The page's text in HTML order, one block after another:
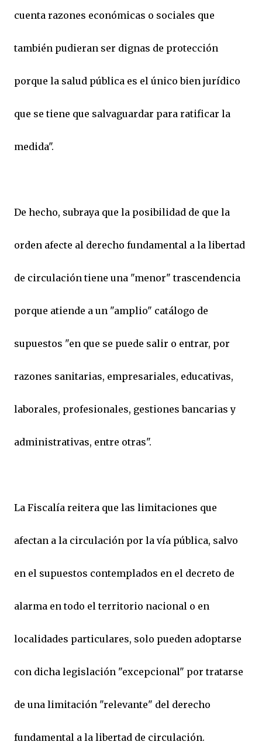
cuenta razones económicas o sociales que
también pudieran ser dignas de protección
porque la salud pública es el único bien jurídico
que se tiene que salvaguardar para ratificar la
medida".
De hecho, subraya que la posibilidad de que la
orden afecte al derecho fundamental a la libertad
de circulación tiene una "menor" trascendencia
porque atiende a un "amplio" catálogo de
supuestos "en que se puede salir o entrar, por
razones sanitarias, empresariales, educativas,
laborales, profesionales, gestiones bancarias y
administrativas, entre otras".
La Fiscalía reitera que las limitaciones que
afectan a la circulación por la vía pública, salvo
en el supuestos contemplados en el decreto de
alarma en todo el territorio nacional o en
localidades particulares, solo pueden adoptarse
con dicha legislación "excepcional" por tratarse
de una limitación "relevante" del derecho
fundamental a la libertad de circulación.